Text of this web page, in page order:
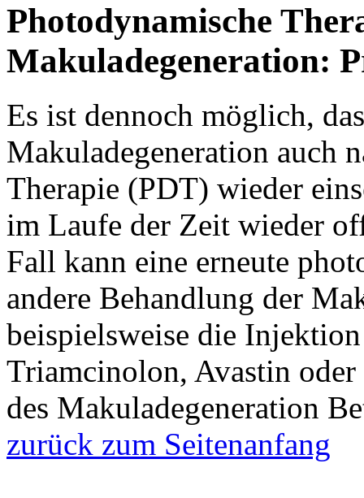
Photodynamische
Makuladegeneration:
Es ist dennoch möglich,
Makuladegeneration auch
Therapie (PDT) wieder
im Laufe der Zeit wieder
Fall kann eine erneute
andere Behandlung der
beispielsweise die
Triamcinolon, Avastin
des Makuladegeneration
zurück zum Seitenanfang